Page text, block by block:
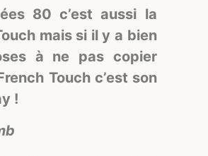
80 c’est aussi la
mais si il y a bien
à ne pas copier
Touch c’est son
!